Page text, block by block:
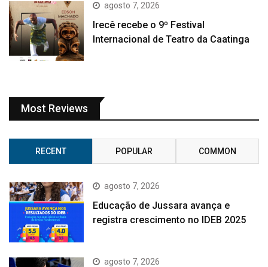
agosto 7, 2026
Irecê recebe o 9º Festival
Internacional de Teatro da Caatinga
Most Reviews
RECENT POPULAR COMMON
agosto 7, 2026
Educação de Jussara avança e
registra crescimento no IDEB 2025
agosto 7, 2026